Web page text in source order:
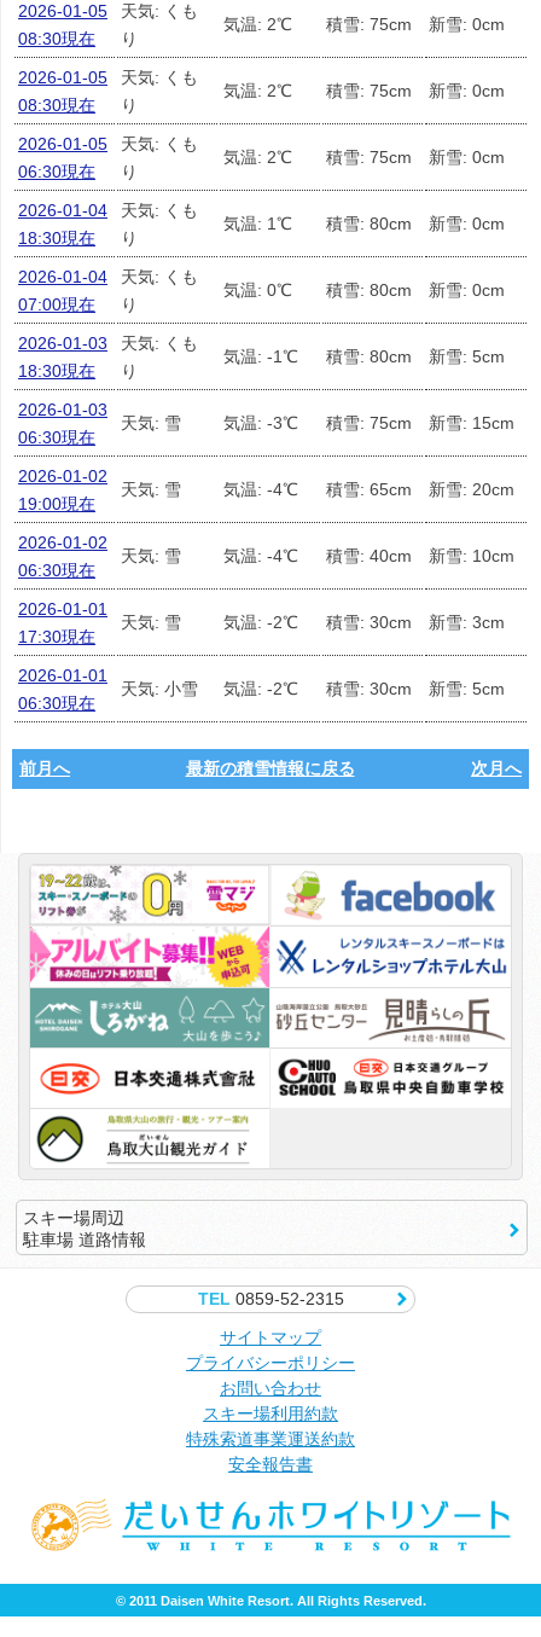
2026-01-05
08:30現在
天気: くも
り
気温: 2℃ 積雪: 75cm 新雪: 0cm
2026-01-05
08:30現在
天気: くも
り
気温: 2℃ 積雪: 75cm 新雪: 0cm
2026-01-05
06:30現在
天気: くも
り
気温: 2℃ 積雪: 75cm 新雪: 0cm
2026-01-04
18:30現在
天気: くも
り
気温: 1℃ 積雪: 80cm 新雪: 0cm
2026-01-04
07:00現在
天気: くも
り
気温: 0℃ 積雪: 80cm 新雪: 0cm
2026-01-03
18:30現在
天気: くも
り
気温: -1℃ 積雪: 80cm 新雪: 5cm
2026-01-03
06:30現在
天気: 雪 気温: -3℃ 積雪: 75cm 新雪: 15cm
2026-01-02
19:00現在
天気: 雪 気温: -4℃ 積雪: 65cm 新雪: 20cm
2026-01-02
06:30現在
天気: 雪 気温: -4℃ 積雪: 40cm 新雪: 10cm
2026-01-01
17:30現在
天気: 雪 気温: -2℃ 積雪: 30cm 新雪: 3cm
2026-01-01
06:30現在
天気: 小雪 気温: -2℃ 積雪: 30cm 新雪: 5cm
前月へ 最新の積雪情報に戻る 次月へ
スキー場周辺
駐車場 道路情報
TEL0859-52-2315
サイトマップ
プライバシーポリシー
お問い合わせ
スキー場利用約款
特殊索道事業運送約款
安全報告書
© 2011 Daisen White Resort. All Rights Reserved.